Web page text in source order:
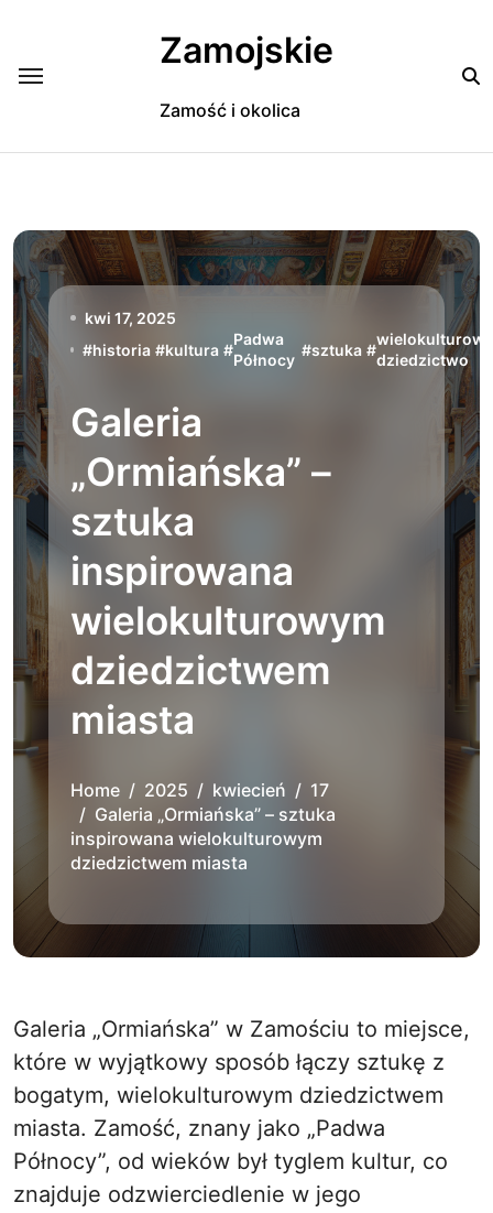
Zamojskie
Zamość i okolica
kwi 17, 2025
#historia #kultura #
Padwa
Północy
#sztuka #
wielokulturowe
dziedzictwo
Galeria
„Ormiańska” –
sztuka
inspirowana
wielokulturowym
dziedzictwem
miasta
Home 2025 kwiecień
17
Galeria „Ormiańska” – sztuka
inspirowana wielokulturowym
dziedzictwem miasta
Galeria „Ormiańska” w Zamościu to miejsce,
które w wyjątkowy sposób łączy sztukę z
bogatym, wielokulturowym dziedzictwem
miasta. Zamość, znany jako „Padwa
Północy”, od wieków był tyglem kultur, co
znajduje odzwierciedlenie w jego